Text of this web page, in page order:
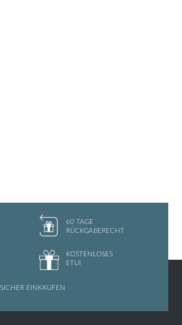
60 TAGE
RÜCKGABERECHT
KOSTENLOSES
ETUI
SICHER EINKAUFEN